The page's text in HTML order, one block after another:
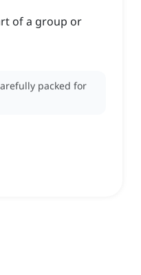
of a group or
packed for